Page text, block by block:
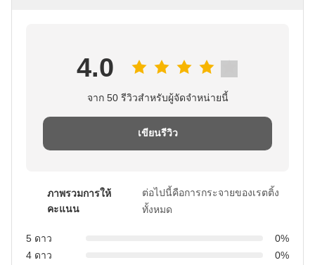
4.0
จาก 50 รีวิวสําหรับผู้จัดจําหน่ายนี้
เขียนรีวิว
ภาพรวมการให้
คะแนน
ต่อไปนี้คือการกระจายของเรตติ้ง
ทั้งหมด
5 ดาว
0%
4 ดาว
0%